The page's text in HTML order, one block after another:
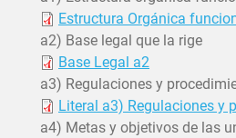
Estructura Orgánica
a2) Base legal que la rige
Base Legal a2
a3) Regulaciones y
Literal a3) Regulaciones y
a4) Metas y objetivos de las